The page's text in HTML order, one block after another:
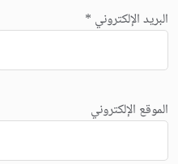
البريد الإلكتروني *
الموقع الإلكتروني